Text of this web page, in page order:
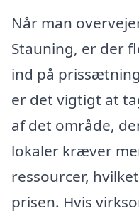
Når man
Stauning, er der
ind på
er det vigtigt at
af det område,
lokaler kræver
ressourcer,
prisen. Hvis